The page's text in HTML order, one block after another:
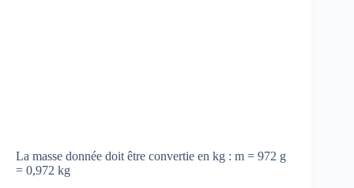
La masse donnée doit être convertie en kg : m = 972 g
= 0,972 kg